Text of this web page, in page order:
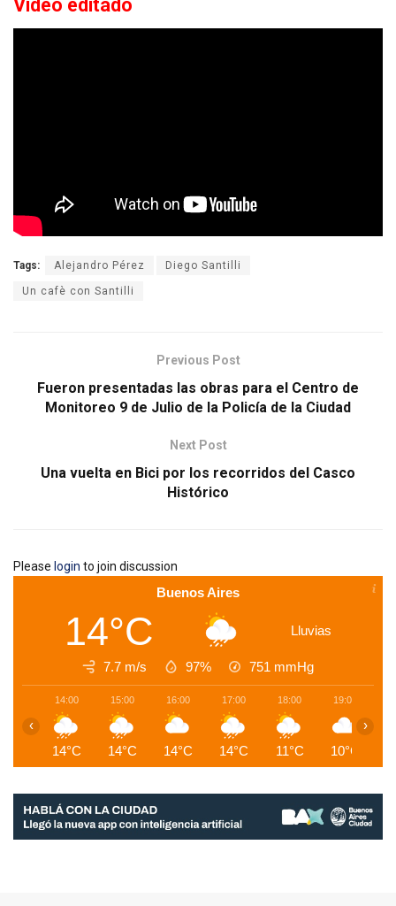
Video editado
Tags: Alejandro Pérez Diego Santilli
Un cafè con Santilli
Previous Post
Fueron presentadas las obras para el Centro de
Monitoreo 9 de Julio de la Policía de la Ciudad
Next Post
Una vuelta en Bici por los recorridos del Casco
Histórico
Please login to join discussion
Buenos Aires
14°C Lluvias
7.7 m/s 97% 751 mmHg
14:00
14°C
15:00
14°C
16:00
14°C
17:00
14°C
18:00
11°C
19:00
10°C
‹ ›